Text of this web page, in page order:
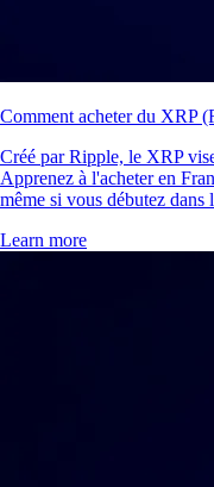
Comment acheter du XRP
Créé par Ripple, le XRP
Apprenez à l'acheter en
même si vous débutez dans
Learn more